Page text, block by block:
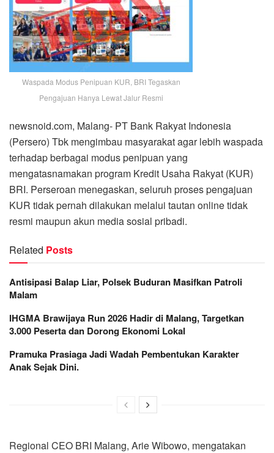
Waspada Modus Penipuan KUR, BRI Tegaskan
Pengajuan Hanya Lewat Jalur Resmi
newsnoid.com, Malang- PT Bank Rakyat Indonesia
(Persero) Tbk mengimbau masyarakat agar lebih waspada
terhadap berbagai modus penipuan yang
mengatasnamakan program Kredit Usaha Rakyat (KUR)
BRI. Perseroan menegaskan, seluruh proses pengajuan
KUR tidak pernah dilakukan melalui tautan online tidak
resmi maupun akun media sosial pribadi.
Related Posts
Antisipasi Balap Liar, Polsek Buduran Masifkan Patroli
Malam
IHGMA Brawijaya Run 2026 Hadir di Malang, Targetkan
3.000 Peserta dan Dorong Ekonomi Lokal
Pramuka Prasiaga Jadi Wadah Pembentukan Karakter
Anak Sejak Dini.
Regional CEO BRI Malang, Arie Wibowo, mengatakan